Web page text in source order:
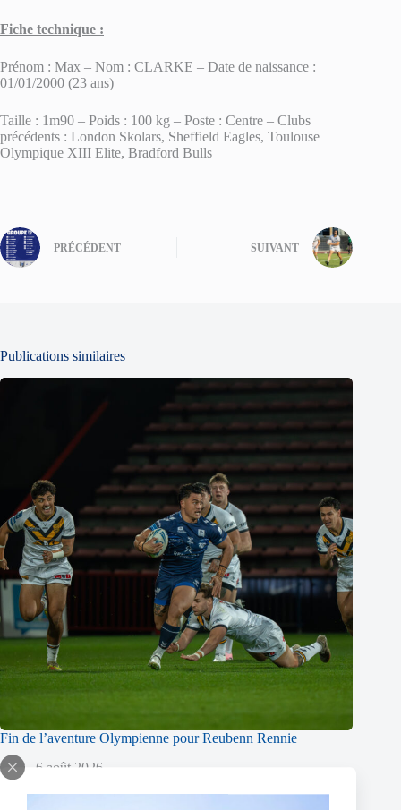
Fiche technique :
Prénom : Max – Nom : CLARKE – Date de naissance :
01/01/2000 (23 ans)
Taille : 1m90 – Poids : 100 kg – Poste : Centre – Clubs
précédents : London Skolars, Sheffield Eagles, Toulouse
Olympique XIII Elite, Bradford Bulls
PRÉCÉDENT SUIVANT
Publications similaires
Fin de l’aventure Olympienne pour Reubenn Rennie
6 août 2026